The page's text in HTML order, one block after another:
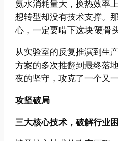
氨水消耗量大，换热效率
想转型却没有技术支撑。
心，一定要啃下这块‘硬骨
从实验室的反复推演到生
方案的多次推翻到最终落
夜的坚守，攻克了一个又
攻坚破局
三大核心技术，破解行业